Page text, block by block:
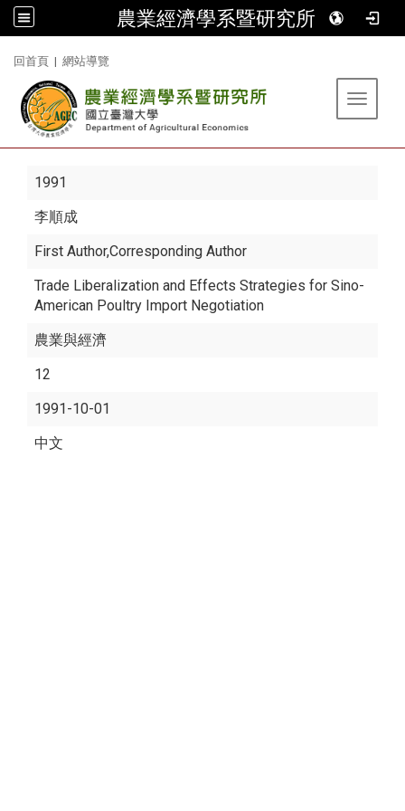
農業經濟學系暨研究所
回首頁 | 網站導覽
Toggle
1991
李順成
First Author,Corresponding Author
Trade Liberalization and Effects Strategies for Sino-
American Poultry Import Negotiation
農業與經濟
12
1991-10-01
中文